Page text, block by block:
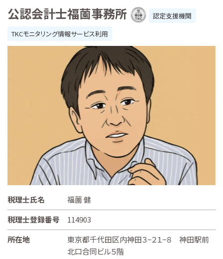
公認会計士福薗事務所
認定支援機関
TKCモニタリング情報サービス利用
税理士氏名
福薗 健
税理士登録番号
114903
所在地
東京都千代田区内神田３−２１−８ 神田駅前
北口合同ビル５階